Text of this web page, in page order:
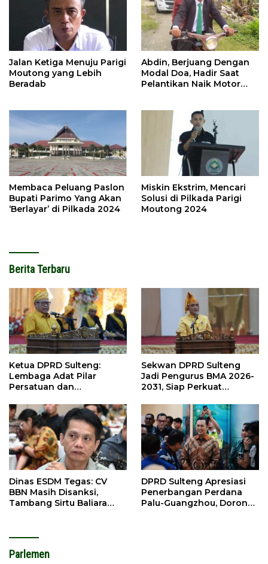
Jalan Ketiga Menuju Parigi
Moutong yang Lebih
Beradab
Abdin, Berjuang Dengan
Modal Doa, Hadir Saat
Pelantikan Naik Motor
Membaca Peluang Paslon
Bupati Parimo Yang Akan
‘Berlayar’ di Pilkada 2024
Miskin Ekstrim, Mencari
Solusi di Pilkada Parigi
Moutong 2024
Berita Terbaru
Ketua DPRD Sulteng:
Lembaga Adat Pilar
Persatuan dan
Sekwan DPRD Sulteng
Jadi Pengurus BMA 2026-
2031, Siap Perkuat
Dinas ESDM Tegas: CV
BBN Masih Disanksi,
Tambang Sirtu Baliara
DPRD Sulteng Apresiasi
Penerbangan Perdana
Palu-Guangzhou, Dorong
Parlemen